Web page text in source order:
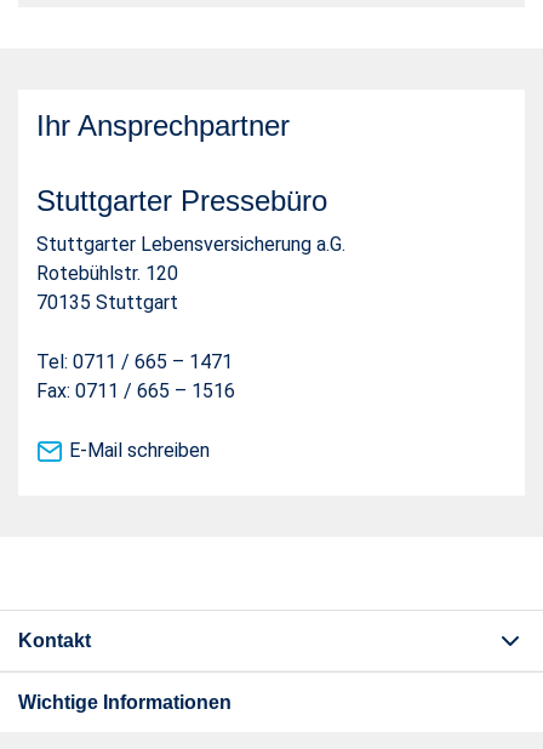
Ihr Ansprechpartner
Stuttgarter Pressebüro
Stuttgarter Lebensversicherung a.G.
Rotebühlstr. 120
70135 Stuttgart
Tel: 0711 / 665 – 1471
Fax: 0711 / 665 – 1516
E-Mail schreiben
Kontakt
Wichtige Informationen